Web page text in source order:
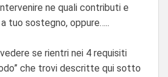
ne quali contributi e
tuo sostegno, oppure…..
se rientri nei 4 requisiti
che trovi descritte qui sotto